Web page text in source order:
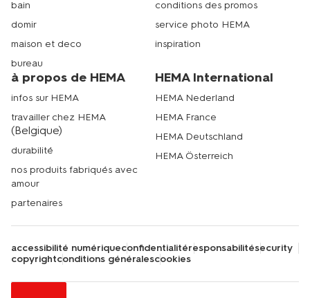
bain
domir
maison et deco
bureau
conditions des promos
service photo HEMA
inspiration
à propos de HEMA
infos sur HEMA
travailler chez HEMA
(Belgique)
durabilité
nos produits fabriqués avec
amour
partenaires
HEMA International
HEMA Nederland
HEMA France
HEMA Deutschland
HEMA Österreich
accessibilité numériqueconfidentialitéresponsabilitésecurity
copyrightconditions généralescookies